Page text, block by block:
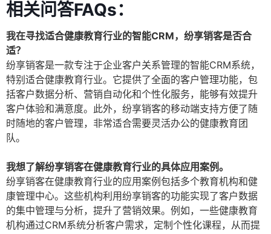
相关问答FAQs：
我在寻找适合健康教育行业的智能CRM，纷享销客是否合
适？
纷享销客是一款专注于企业客户关系管理的智能CRM系统，
特别适合健康教育行业。它提供了全面的客户管理功能，包
括客户数据分析、营销自动化和个性化服务，能够有效提升
客户体验和满意度。此外，纷享销客的移动端支持方便了随
时随地的客户管理，非常适合需要灵活办公的健康教育团
队。
我想了解纷享销客在健康教育行业的具体应用案例。
纷享销客在健康教育行业的应用案例包括多个教育机构和健
康管理中心。这些机构利用纷享销客的功能实现了客户数据
的集中管理与分析，提升了营销效果。例如，一些健康教育
机构通过CRM系统分析客户需求，定制个性化课程，从而提